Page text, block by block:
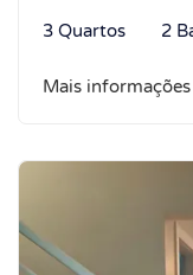
3 Quartos 2
Mais informações